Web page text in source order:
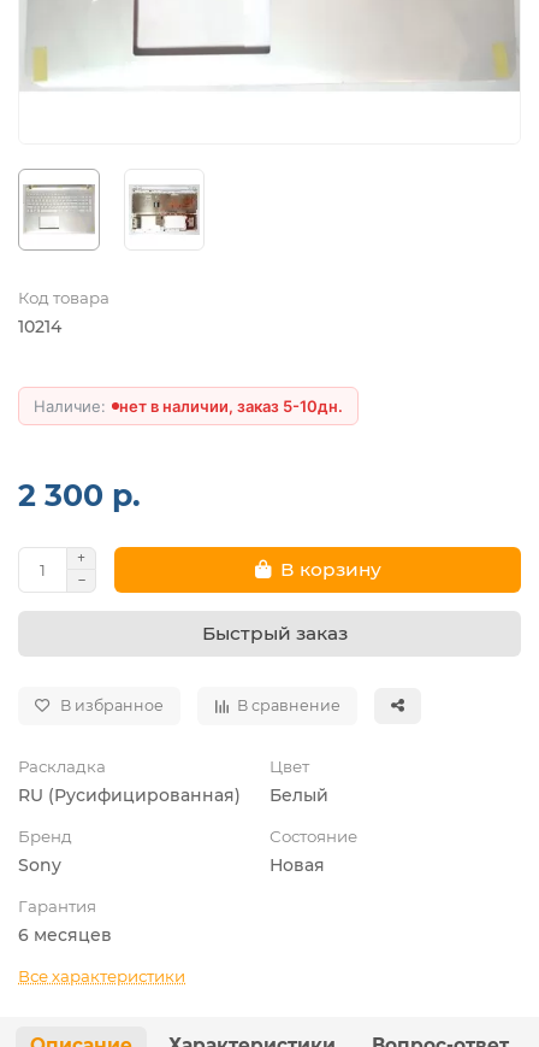
Код товара
10214
нет в наличии, заказ 5-10дн.
2 300 р.
В корзину
Быстрый заказ
В избранное В сравнение
Раскладка
RU (Русифицированная)
Цвет
Белый
Бренд
Sony
Состояние
Новая
Гарантия
6 месяцев
Все характеристики